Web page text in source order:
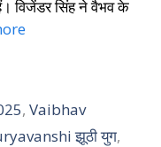
विजेंडर सिंह ने वैभव के
,Vaibhav
झूठी युग,